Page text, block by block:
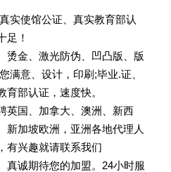
实使馆公证、真实教育部认
足！
金、激光防伪、凹凸版、版
满意、设计，印刷;毕业.证、
育部认证，速度快。
英国、加拿大、澳洲、新西
新加坡欧洲，亚洲各地代理人
有兴趣就请联系我们
诚期待您的加盟。24小时服